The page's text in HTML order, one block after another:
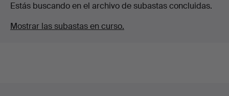
Estás buscando en el archivo de subastas concluidas.
Mostrar las subastas en curso.